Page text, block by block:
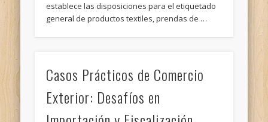
establece las disposiciones para el etiquetado
general de productos textiles, prendas de …
Casos Prácticos de Comercio
Exterior: Desafíos en